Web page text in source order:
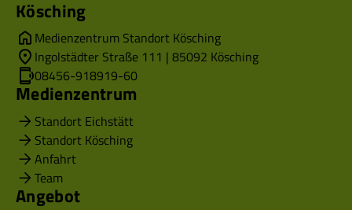
Kösching
Medienzentrum Standort Kösching
Ingolstädter Straße 111 | 85092 Kösching
08456-918919-60
Medienzentrum
Standort Eichstätt
Standort Kösching
Anfahrt
Team
Angebot